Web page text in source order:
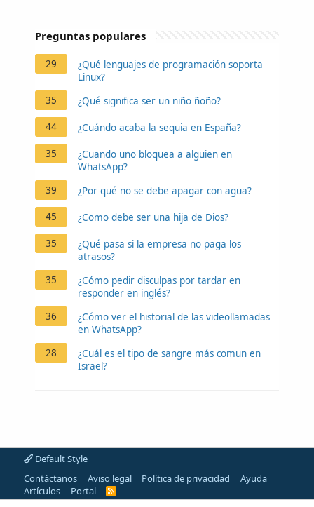
Preguntas populares
29
¿Qué lenguajes de programación soporta
Linux?
35
¿Qué significa ser un niño ñoño?
44 ¿Cuándo acaba la sequia en España?
35
¿Cuando uno bloquea a alguien en
WhatsApp?
39
¿Por qué no se debe apagar con agua?
45 ¿Como debe ser una hija de Dios?
35
¿Qué pasa si la empresa no paga los
atrasos?
35
¿Cómo pedir disculpas por tardar en
responder en inglés?
36
¿Cómo ver el historial de las videollamadas
en WhatsApp?
28
¿Cuál es el tipo de sangre más comun en
Israel?
Default Style
Contáctanos
Aviso legal Política de privacidad
Ayuda
Artículos
Portal
R
S